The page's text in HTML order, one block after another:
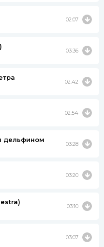
02:07
03:36
02:42
02:54
дельфином
03:28
03:20
03:10
03:07